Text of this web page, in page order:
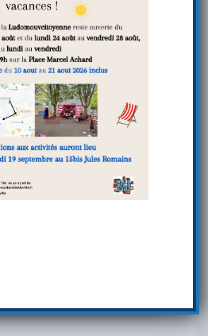
:
renversé, un court-
avec le Centre